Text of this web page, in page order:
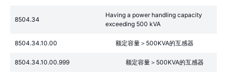
8504.34
Having a power handling capacity
exceeding 500 kVA
8504.34.10.00 额定容量＞500KVA的互感器
8504.34.10.00.999 额定容量＞500KVA的互感器